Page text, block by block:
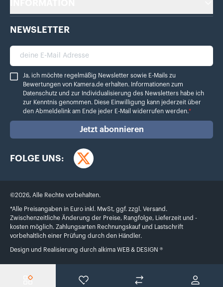
Konto
Produktvergleich
Wunschliste
Menü
NEWSLETTER
deine E-Mail Adresse
Ja, ich möchte regelmäßig Newsletter sowie E-Mails zu Bewertungen von
Ja, ich möchte regelmäßig Newsletter sowie E-Mails zu
Bewertungen von Kamera.de erhalten. Informationen zum
Datenschutz und zur Individualisierung des Newsletters habe ich
zur Kenntnis genommen. Diese Einwilligung kann jederzeit über
den Abmeldelink am Ende jeder E-Mail widerrufen werden.*
Jetzt abonnieren
FOLGE UNS:
Twitter
©2026, Alle Rechte vorbehalten.
*Alle Preisangaben in Euro inkl. MwSt, ggf. zzgl. Versand.
Zwischenzeitliche Änderung der Preise, Rangfolge, Lieferzeit und -
kosten möglich. Zahlungsarten Rechnungskauf und Lastschrift
vorbehaltlich einer Prüfung durch den Händler.
Design und Realisierung durch alkima WEB & DESIGN ®